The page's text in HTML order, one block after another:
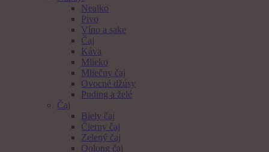
Nealko
Pivo
Víno a sake
Čaj
Káva
Mlieko
Mliečny čaj
Ovocné džúsy
Puding a želé
Čaj
Biely čaj
Čierny čaj
Zelený čaj
Oolong čaj